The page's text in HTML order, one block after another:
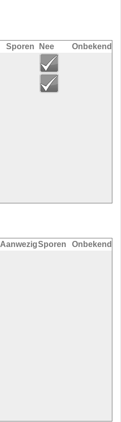
Sporen Nee
Onbekend
AanwezigSporen
Onbekend